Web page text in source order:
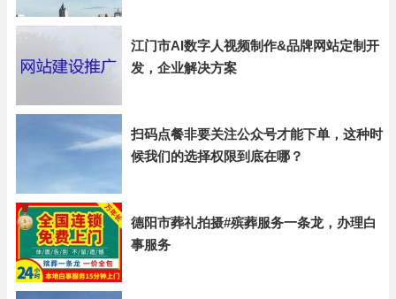
江门市AI数字人视频制作&品牌网站定制开
发，企业解决方案
扫码点餐非要关注公众号才能下单，这种时
候我们的选择权限到底在哪？
德阳市葬礼拍摄#殡葬服务一条龙，办理白
事服务